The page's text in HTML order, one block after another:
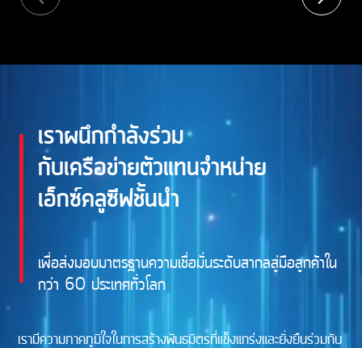
เราผนึกกำลังร่วม
กับเครือข่ายตัวแทนจำหน่าย
เอ็กซ์คลูซีฟชั้นนำ
เพื่อส่งมอบมาตรฐานความเชื่อมั่นระดับสากลสู่มือลูกค้าใน
กว่า 60 ประเทศทั่วโลก
เรามีความภาคภูมิใจในการสร้างพันธมิตรที่แข็งแกร่งและยั่งยืนร่วมกับ